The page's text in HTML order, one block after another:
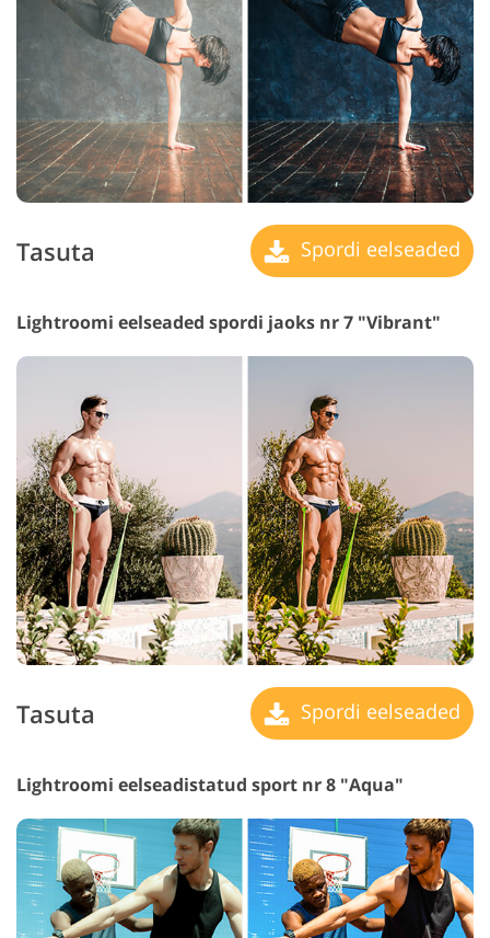
Tasuta Spordi eelseaded
Lightroomi eelseaded spordi jaoks nr 7 "Vibrant"
Tasuta Spordi eelseaded
Lightroomi eelseadistatud sport nr 8 "Aqua"